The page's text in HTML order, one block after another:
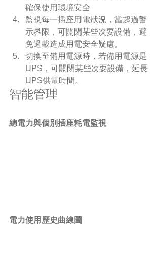
確保使用環境安全
監視每一插座用電狀況，當超過警
示界限，可關閉某些次要設備，避
免過載造成用電安全疑慮。
切換至備用電源時，若備用電源是
UPS，可關閉某些次要設備，延長
UPS供電時間。
智能管理
總電力與個別插座耗電監視
電力使用歷史曲線圖